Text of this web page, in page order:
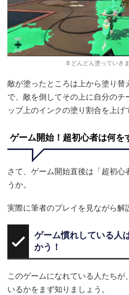
8 どんどん塗っていき
敵が塗ったところは上から塗り替
で、敵を倒してその上に自分のチ
ップ上のインクの塗り割合を上げ
ゲーム開始！超初心者は何を
さて、ゲーム開始直後は「超初心
うか。
実際に筆者のプレイを見ながら解
ゲーム慣れしている人
かう！
このゲームになれている人たちが
いるかをまず知りましょう。